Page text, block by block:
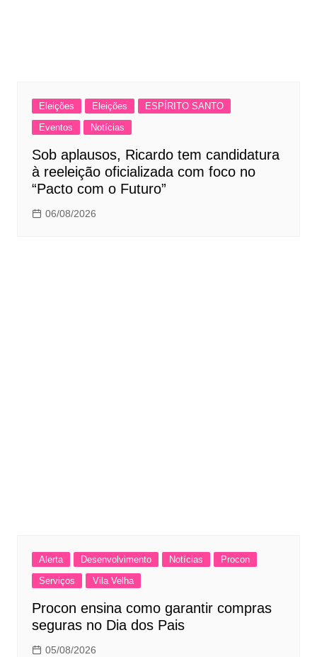
Eleições Eleições
ESPÍRITO SANTO
Eventos
Notícias
Sob aplausos, Ricardo tem candidatura
à reeleição oficializada com foco no
“Pacto com o Futuro”
06/08/2026
Alerta Desenvolvimento Notícias
Procon
Serviços
Vila Velha
Procon ensina como garantir compras
seguras no Dia dos Pais
05/08/2026